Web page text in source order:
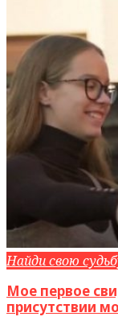
Найди свою
Мое первое
присутствии